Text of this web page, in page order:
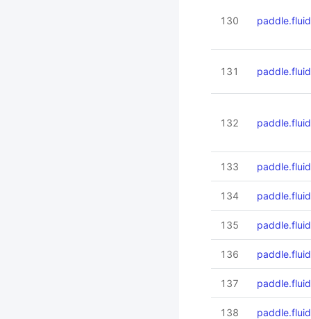
130
131
132
133
134
135
136
137
138